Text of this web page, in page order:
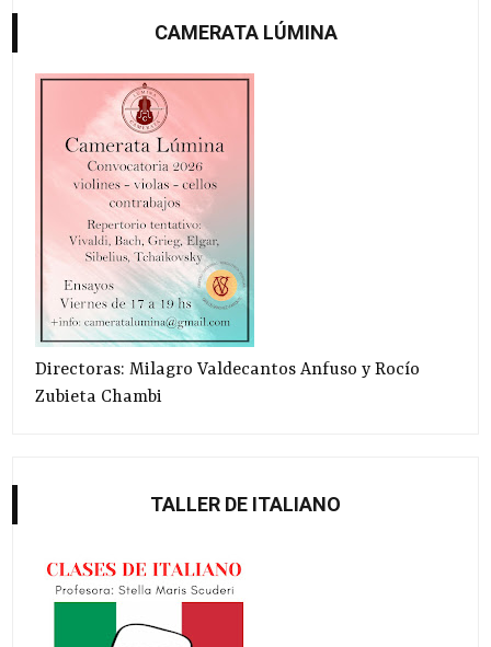
CAMERATA LÚMINA
Directoras: Milagro Valdecantos Anfuso y Rocío
Zubieta Chambi
TALLER DE ITALIANO